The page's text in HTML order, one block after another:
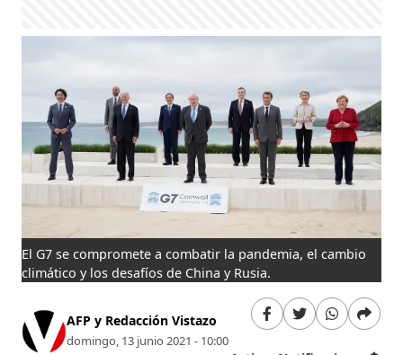
El G7 se compromete a combatir la pandemia, el cambio
climático y los desafíos de China y Rusia.
AFP y Redacción Vistazo
domingo, 13 junio 2021 - 10:00